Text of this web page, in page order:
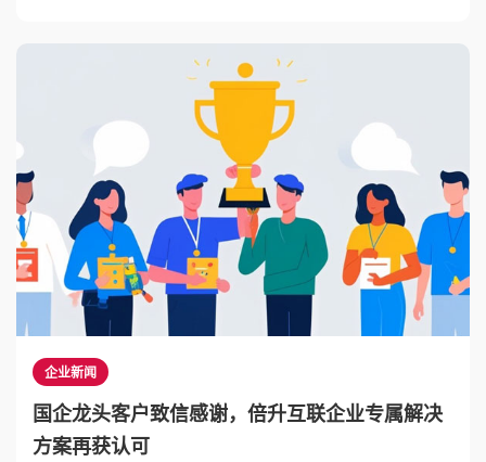
企业新闻
国企龙头客户致信感谢，倍升互联企业专属解决
方案再获认可